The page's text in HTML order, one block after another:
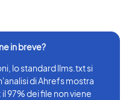
lo standard llms.txt si
di Ahrefs mostra
97% dei file non viene